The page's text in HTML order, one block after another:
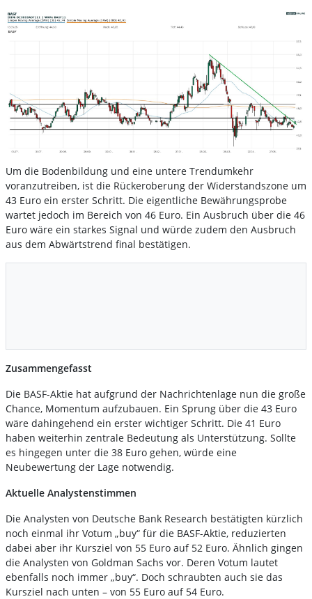
Um die Bodenbildung und eine untere Trendumkehr
voranzutreiben, ist die Rückeroberung der Widerstandszone um
43 Euro ein erster Schritt. Die eigentliche Bewährungsprobe
wartet jedoch im Bereich von 46 Euro. Ein Ausbruch über die 46
Euro wäre ein starkes Signal und würde zudem den Ausbruch
aus dem Abwärtstrend final bestätigen.
Zusammengefasst
Die BASF-Aktie hat aufgrund der Nachrichtenlage nun die große
Chance, Momentum aufzubauen. Ein Sprung über die 43 Euro
wäre dahingehend ein erster wichtiger Schritt. Die 41 Euro
haben weiterhin zentrale Bedeutung als Unterstützung. Sollte
es hingegen unter die 38 Euro gehen, würde eine
Neubewertung der Lage notwendig.
Aktuelle Analystenstimmen
Die Analysten von Deutsche Bank Research bestätigten kürzlich
noch einmal ihr Votum „buy“ für die BASF-Aktie, reduzierten
dabei aber ihr Kursziel von 55 Euro auf 52 Euro. Ähnlich gingen
die Analysten von Goldman Sachs vor. Deren Votum lautet
ebenfalls noch immer „buy“. Doch schraubten auch sie das
Kursziel nach unten – von 55 Euro auf 54 Euro.